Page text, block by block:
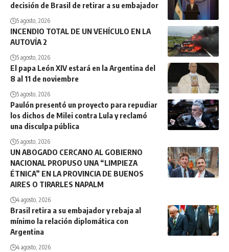
decisión de Brasil de retirar a su embajador
5 agosto, 2026
INCENDIO TOTAL DE UN VEHÍCULO EN LA
AUTOVÍA 2
5 agosto, 2026
El papa León XIV estará en la Argentina del
8 al 11 de noviembre
5 agosto, 2026
Paulón presentó un proyecto para repudiar
los dichos de Milei contra Lula y reclamó
una disculpa pública
5 agosto, 2026
UN ABOGADO CERCANO AL GOBIERNO
NACIONAL PROPUSO UNA “LIMPIEZA
ÉTNICA” EN LA PROVINCIA DE BUENOS
AIRES O TIRARLES NAPALM
4 agosto, 2026
Brasil retira a su embajador y rebaja al
mínimo la relación diplomática con
Argentina
4 agosto, 2026